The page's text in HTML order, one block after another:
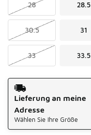
28 28.5
30.5 31
33 33.5
Versandart
Lieferung an meine
Adresse
Wählen Sie Ihre Größe